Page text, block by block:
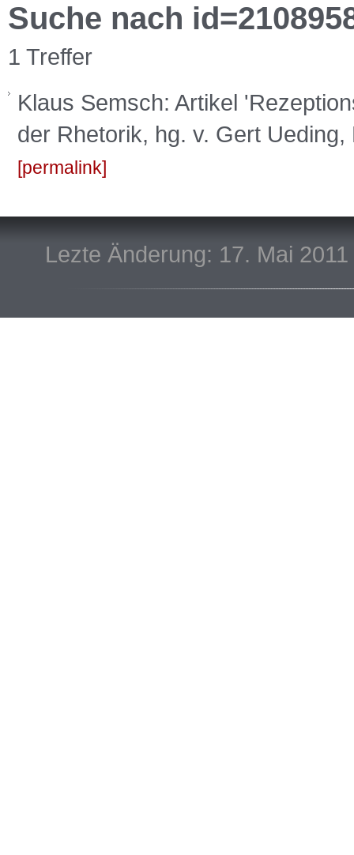
Suche nach
1 Treffer
Klaus Semsch: Artikel
der Rhetorik, hg. v. Gert
permalink
Lezte Änderung: 17. Mai